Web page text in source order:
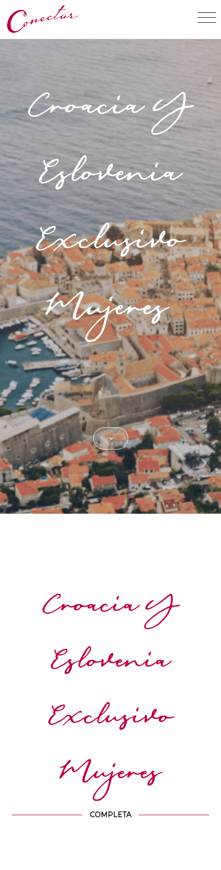
Croacia Y
Eslovenia
Exclusivo
Mujeres
Croacia Y
Eslovenia
Exclusivo
Mujeres
COMPLETA